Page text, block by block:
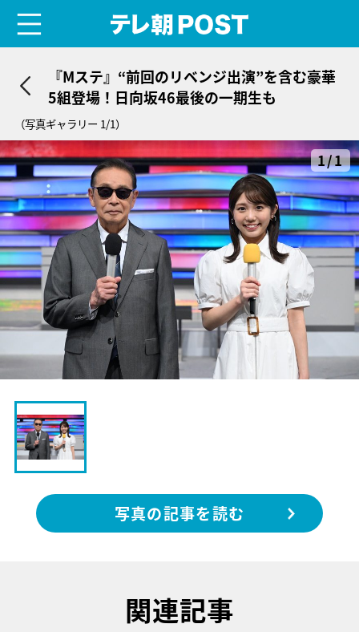
『Mステ』“前回のリベンジ出演”を含む豪華
5組登場！日向坂46最後の一期生も
（写真ギャラリー 1/1）
1/1
写真の記事を読む
関連記事